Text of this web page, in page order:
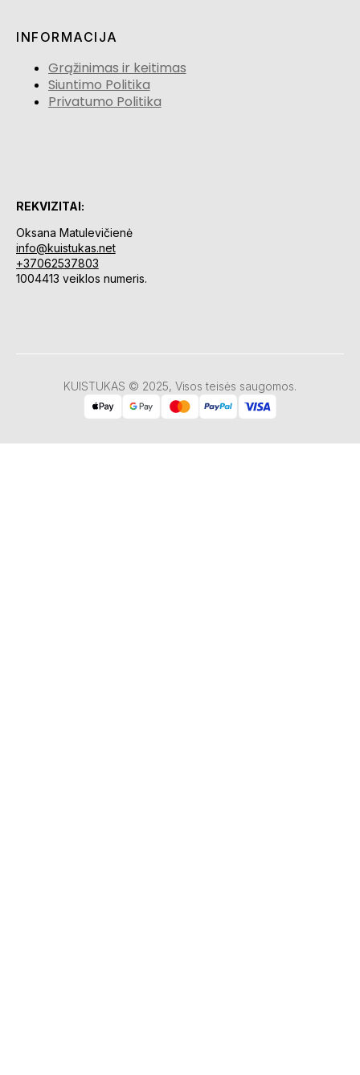
INFORMACIJA
Grąžinimas ir keitimas
Siuntimo Politika
Privatumo Politika
REKVIZITAI:
Oksana Matulevičienė
info@kuistukas.net
+37062537803
1004413 veiklos numeris.
KUISTUKAS © 2025, Visos teisės saugomos.